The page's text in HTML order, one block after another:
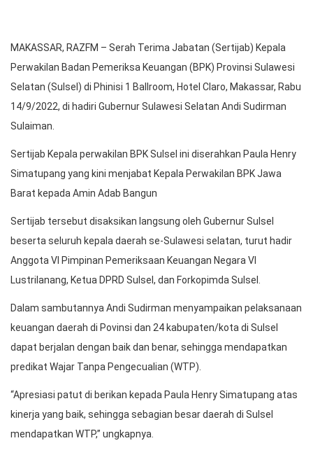
MAKASSAR, RAZFM – Serah Terima Jabatan (Sertijab) Kepala
Perwakilan Badan Pemeriksa Keuangan (BPK) Provinsi Sulawesi
Selatan (Sulsel) di Phinisi 1 Ballroom, Hotel Claro, Makassar, Rabu
14/9/2022, di hadiri Gubernur Sulawesi Selatan Andi Sudirman
Sulaiman.
Sertijab Kepala perwakilan BPK Sulsel ini diserahkan Paula Henry
Simatupang yang kini menjabat Kepala Perwakilan BPK Jawa
Barat kepada Amin Adab Bangun
Sertijab tersebut disaksikan langsung oleh Gubernur Sulsel
beserta seluruh kepala daerah se-Sulawesi selatan, turut hadir
Anggota VI Pimpinan Pemeriksaan Keuangan Negara VI
Lustrilanang, Ketua DPRD Sulsel, dan Forkopimda Sulsel.
Dalam sambutannya Andi Sudirman menyampaikan pelaksanaan
keuangan daerah di Povinsi dan 24 kabupaten/kota di Sulsel
dapat berjalan dengan baik dan benar, sehingga mendapatkan
predikat Wajar Tanpa Pengecualian (WTP).
“Apresiasi patut di berikan kepada Paula Henry Simatupang atas
kinerja yang baik, sehingga sebagian besar daerah di Sulsel
mendapatkan WTP,” ungkapnya.